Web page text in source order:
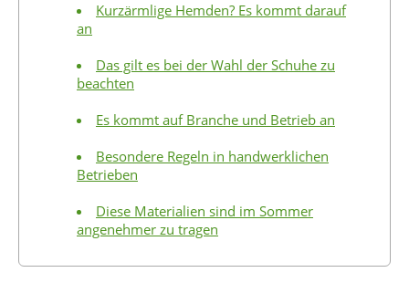
Kurzärmlige Hemden? Es kommt darauf
an
Das gilt es bei der Wahl der Schuhe zu
beachten
Es kommt auf Branche und Betrieb an
Besondere Regeln in handwerklichen
Betrieben
Diese Materialien sind im Sommer
angenehmer zu tragen